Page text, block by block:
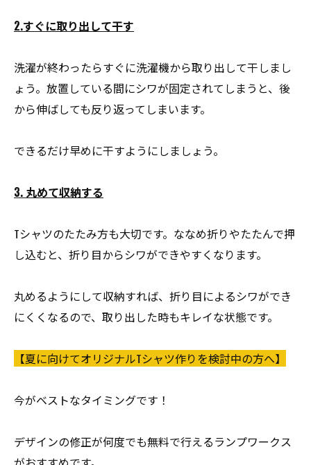
2.すぐに取り出して干す
洗濯が終わったらすぐに洗濯機から取り出して干しまし
ょう。放置している間にシワが固定されてしまうと、後
から伸ばしても反り返ってしまいます。
できるだけ早めに干すようにしましょう。
3. 丸めて収納する
Tシャツのたたみ方も大切です。ななめ折りやたたんで押
し込むと、折り目からシワができやすくなります。
丸めるようにして収納すれば、折り目によるシワができ
にくくなるので、取り出した時もキレイな状態です。
【夏に向けてオリジナルTシャツ作りを検討中の方へ】
今がベストなタイミングです！
デザインの修正が何度でも無料で行えるランプワークス